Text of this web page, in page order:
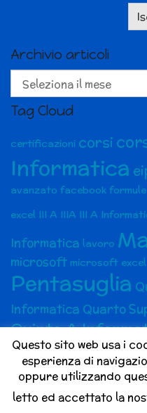
Archivio articoli
Archivio
articoli
Tag Cloud
certificazioni corsi
Informatica
avanzato facebook formule
excel III A IIIA III A
Informatica lavoro
microsoft microsoft excel
Pentasuglia
Informatica Quarto
Quinta A
superioresocial
social media marketing bari
Informatica
Terzo superiore
Informatica
Questo sito web usa i
esperienza di
oppure utilizzando
letto ed accettato la